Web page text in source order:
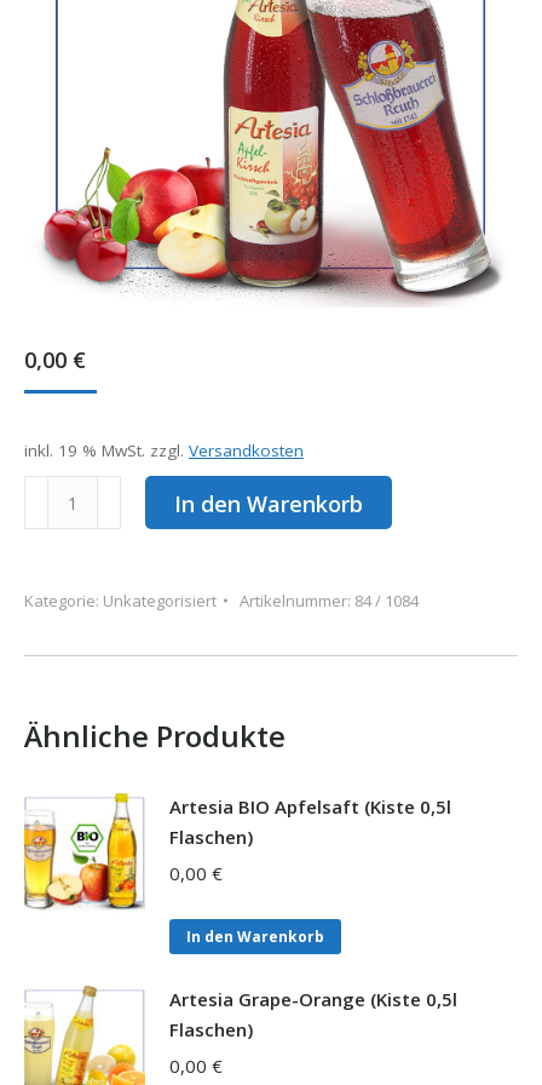
0,00 €
inkl. 19 % MwSt. zzgl. Versandkosten
Flaschen)
In den Warenkorb
Kategorie: Unkategorisiert Artikelnummer: 84 / 1084
Ähnliche Produkte
Artesia BIO Apfelsaft (Kiste 0,5l
Flaschen)
0,00 €
In den Warenkorb
Artesia Grape-Orange (Kiste 0,5l
Flaschen)
0,00 €